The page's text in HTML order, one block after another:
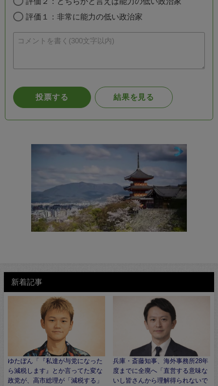
新着記事
ゆたぼん「『私達が与党になった
ら減税します』とか言ってた変な
政党が、高市総理が「減税する」
兵庫・斎藤知事、海外事務所28年
度までに全廃へ「直営する意味な
いし皆さんから理解得られないで